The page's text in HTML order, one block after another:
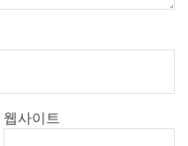
웹사이트